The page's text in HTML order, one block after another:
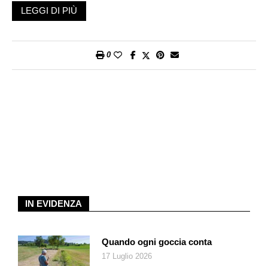
persona di Gino Strada, per mostrare in quale realtà operava. /
Red.
Della prima volta che sono stata nell’ospedale di Emergency a
Muhammad Youssef è un uomo per cui ho cercato a lungo un
Era arrivato nell’ospedale di Emergency con un’ambulanza un
LEGGI DI PIÙ
0
IN EVIDENZA
Quando ogni goccia conta
17 Luglio 2026